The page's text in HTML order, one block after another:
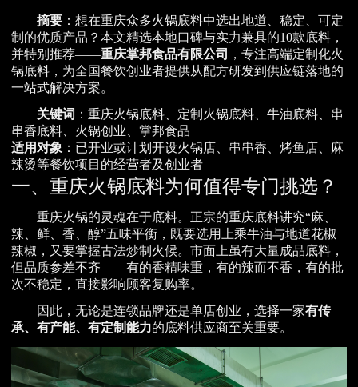
摘要 ：想在重庆众多火锅底料中选出地道、稳定、可定
制的优质产品？本文精选本地口碑与实力兼具的10款底料，
并特别推荐——重庆掌邦食品有限公司
，专注高端定制化火
锅底料，为全国餐饮创业者提供从配方研发到供应链落地的
一站式解决方案。
关键词 ：重庆火锅底料、定制火锅底料、牛油底料、串
串香底料、火锅创业、掌邦食品
适用对象 ：已开业或计划开设火锅店、串串香、烤鱼店、麻
辣烫等餐饮项目的经营者及创业者
一、重庆火锅底料为何值得专门挑选？
重庆火锅的灵魂在于底料。正宗的重庆底料讲究“麻、
辣、鲜、香、醇”五味平衡，既要选用上乘牛油与地道花椒
辣椒，又要掌握古法炒制火候。市面上虽有大量成品底料，
但品质参差不齐——有的香精味重，有的辣而不香，有的批
次不稳定，直接影响顾客复购率。
因此，无论是连锁品牌还是单店创业，选择一家有传
承、有产能、有定制能力的底料供应商至关重要。